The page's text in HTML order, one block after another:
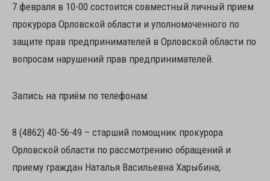
7 февраля в 10-00 состоится совместный личный прием
прокурора Орловской области и уполномоченного по
защите прав предпринимателей в Орловской области по
вопросам нарушений прав предпринимателей.
Запись на приём по телефонам:
8 (4862) 40-56-49 – старший помощник прокурора
Орловской области по рассмотрению обращений и
приему граждан Наталья Васильевна Харыбина;